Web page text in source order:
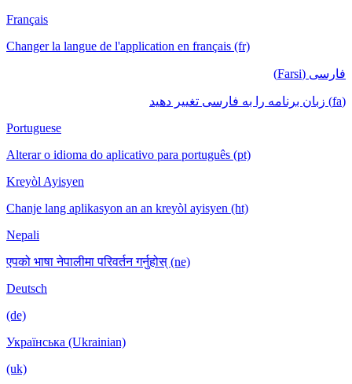
Français
Changer la langue de l'application en français (fr)
فارسی (Farsi)
(fa) زبان برنامه را به فارسی تغییر دهید
Portuguese
Alterar o idioma do aplicativo para português (pt)
Kreyòl Ayisyen
Chanje lang aplikasyon an an kreyòl ayisyen (ht)
Nepali
एपको भाषा नेपालीमा परिवर्तन गर्नुहोस् (ne)
Deutsch
(de)
Українська (Ukrainian)
(uk)